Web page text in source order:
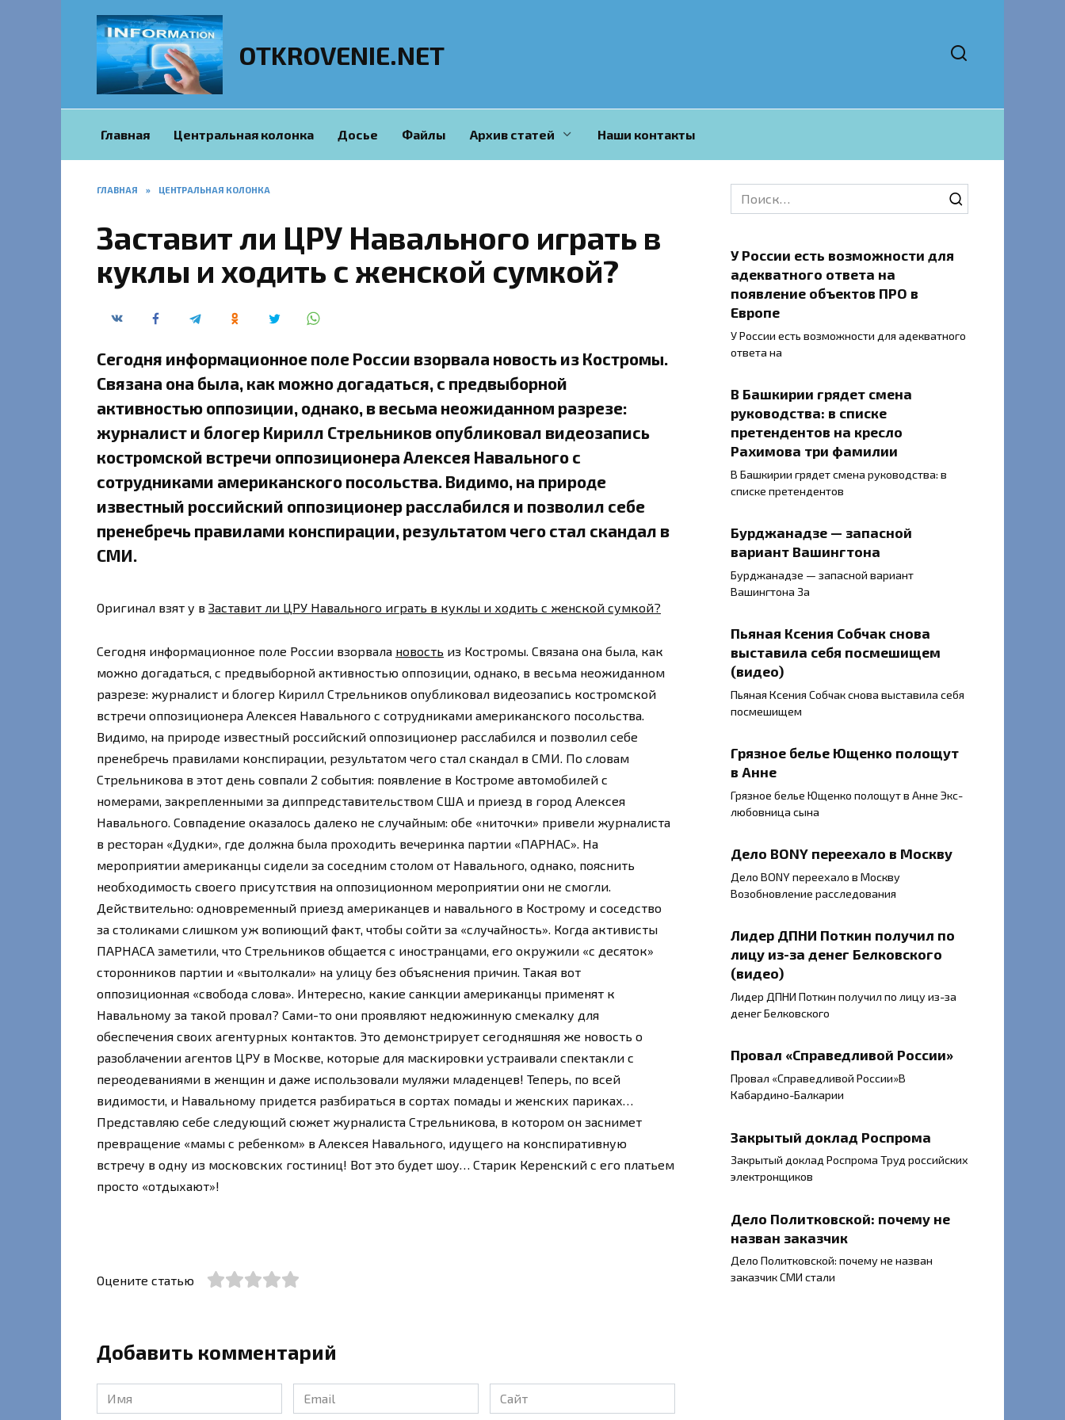
OTKROVENIE.NET
Главная Центральная колонка Досье Файлы Архив статей Наши контакты
ГЛАВНАЯ » ЦЕНТРАЛЬНАЯ КОЛОНКА
Заставит ли ЦРУ Навального играть в
куклы и ходить с женской сумкой?
Сегодня информационное поле России взорвала новость из Костромы.
Связана она была, как можно догадаться, с предвыборной
активностью оппозиции, однако, в весьма неожиданном разрезе:
журналист и блогер Кирилл Стрельников опубликовал видеозапись
костромской встречи оппозиционера Алексея Навального с
сотрудниками американского посольства. Видимо, на природе
известный российский оппозиционер расслабился и позволил себе
пренебречь правилами конспирации, результатом чего стал скандал в
СМИ.
Оригинал взят у в Заставит ли ЦРУ Навального играть в куклы и ходить с женской сумкой?
Сегодня информационное поле России взорвала новость из Костромы. Связана она была, как
можно догадаться, с предвыборной активностью оппозиции, однако, в весьма неожиданном
разрезе: журналист и блогер Кирилл Стрельников опубликовал видеозапись костромской
встречи оппозиционера Алексея Навального с сотрудниками американского посольства.
Видимо, на природе известный российский оппозиционер расслабился и позволил себе
пренебречь правилами конспирации, результатом чего стал скандал в СМИ. По словам
Стрельникова в этот день совпали 2 события: появление в Костроме автомобилей с
номерами, закрепленными за диппредставительством США и приезд в город Алексея
Навального. Совпадение оказалось далеко не случайным: обе «ниточки» привели журналиста
в ресторан «Дудки», где должна была проходить вечеринка партии «ПАРНАС». На
мероприятии американцы сидели за соседним столом от Навального, однако, пояснить
необходимость своего присутствия на оппозиционном мероприятии они не смогли.
Действительно: одновременный приезд американцев и навального в Кострому и соседство
за столиками слишком уж вопиющий факт, чтобы сойти за «случайность». Когда активисты
ПАРНАСА заметили, что Стрельников общается с иностранцами, его окружили «с десяток»
сторонников партии и «вытолкали» на улицу без объяснения причин. Такая вот
оппозиционная «свобода слова». Интересно, какие санкции американцы применят к
Навальному за такой провал? Сами-то они проявляют недюжинную смекалку для
обеспечения своих агентурных контактов. Это демонстрирует сегодняшняя же новость о
разоблачении агентов ЦРУ в Москве, которые для маскировки устраивали спектакли с
переодеваниями в женщин и даже использовали муляжи младенцев! Теперь, по всей
видимости, и Навальному придется разбираться в сортах помады и женских париках…
Представляю себе следующий сюжет журналиста Стрельникова, в котором он заснимет
превращение «мамы с ребенком» в Алексея Навального, идущего на конспиративную
встречу в одну из московских гостиниц! Вот это будет шоу… Старик Керенский с его платьем
просто «отдыхают»!
Оцените статью
Добавить комментарий
Имя
*
Email
*
Сайт
Search
for:
У России есть возможности для
адекватного ответа на
появление объектов ПРО в
Европе
У России есть возможности для адекватного
ответа на
В Башкирии грядет смена
руководства: в списке
претендентов на кресло
Рахимова три фамилии
В Башкирии грядет смена руководства: в
списке претендентов
Бурджанадзе — запасной
вариант Вашингтона
Бурджанадзе — запасной вариант
Вашингтона За
Пьяная Ксения Собчак снова
выставила себя посмешищем
(видео)
Пьяная Ксения Собчак снова выставила себя
посмешищем
Грязное белье Ющенко полощут
в Анне
Грязное белье Ющенко полощут в Анне Экс-
любовница сына
Дело BONY переехало в Москву
Дело BONY переехало в Москву
Возобновление расследования
Лидер ДПНИ Поткин получил по
лицу из-за денег Белковского
(видео)
Лидер ДПНИ Поткин получил по лицу из-за
денег Белковского
Провал «Справедливой России»
Провал «Справедливой России»В
Кабардино-Балкарии
Закрытый доклад Роспрома
Закрытый доклад Роспрома Труд российских
электронщиков
Дело Политковской: почему не
назван заказчик
Дело Политковской: почему не назван
заказчик СМИ стали